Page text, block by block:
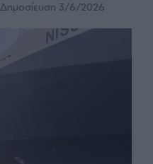
Δημοσίευση 3/6/2026